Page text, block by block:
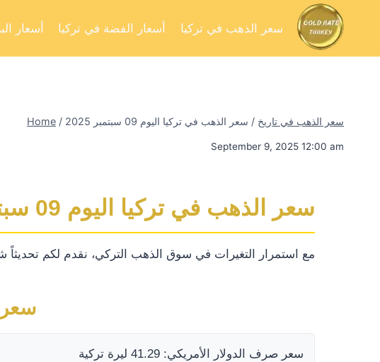
أسعار أسعار الفضة في تركيا سعر الذهب في تركيا
Home / سعر الذهب في تاريخ / سعر الذهب في تركيا اليوم 09 سبتمبر 2025
September 9, 2025 12:00 am
سعر الذهب في تركيا اليوم 09 سبتمبر 2025
مع استمرار التغيرات في سوق الذهب التركي، نقدم لكم تحديثاً
سعر
سعر صرف الدولار الأمريكي: 41.29 ليرة تركية